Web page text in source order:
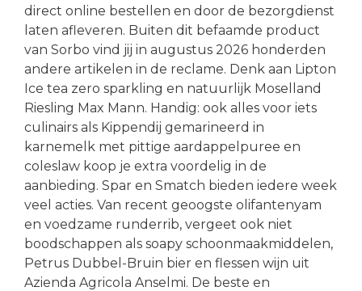
direct online bestellen en door de bezorgdienst
laten afleveren. Buiten dit befaamde product
van Sorbo vind jij in augustus 2026 honderden
andere artikelen in de reclame. Denk aan Lipton
Ice tea zero sparkling en natuurlijk Moselland
Riesling Max Mann. Handig: ook alles voor iets
culinairs als Kippendij gemarineerd in
karnemelk met pittige aardappelpuree en
coleslaw koop je extra voordelig in de
aanbieding. Spar en Smatch bieden iedere week
veel acties. Van recent geoogste olifantenyam
en voedzame runderrib, vergeet ook niet
boodschappen als soapy schoonmaakmiddelen,
Petrus Dubbel-Bruin bier en flessen wijn uit
Azienda Agricola Anselmi. De beste en